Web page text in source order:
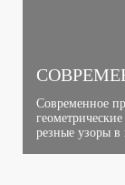
Современное
резные узоры в